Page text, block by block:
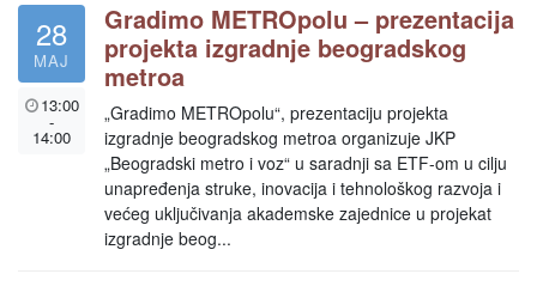
28
MAJ
13:00
-
14:00
Gradimo METROpolu – prezentacija
projekta izgradnje beogradskog
metroa
„Gradimo METROpolu“, prezentaciju projekta
izgradnje beogradskog metroa organizuje JKP
„Beogradski metro i voz“ u saradnji sa ETF-om u cilju
unapređenja struke, inovacija i tehnološkog razvoja i
većeg uključivanja akademske zajednice u projekat
izgradnje beog...